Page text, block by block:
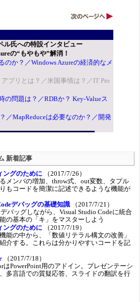
ル氏への特設インタビュー
の“もやもや”解消！
のか？／Windows Azureの経済的なメ
アプリとは？／米国事情は？／IT Pro
の問題は？／RDBか？ Key-Valueス
／MapReduceは必要なのか？／開発
新着記事
グのために （2017/7/26）
メンバの増加、throw式、out変数、タプル
もコードを簡潔に記述できるような機能が
デバッグの基礎知識 （2017/7/21）
バッグしながら、Visual Studio Codeに統合
の基本の「キ」をマスターしよう
グのために （2017/7/19）
能の中から、「数値リテラル構文の改善」
介する。これらは分かりやすいコードを記
（2017/7/18）
はPowerPoint用のアドイン。プレゼンテーシ
多言語での質疑応答、スライドの翻訳を行